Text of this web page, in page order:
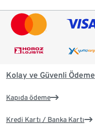
Kolay ve Güvenli Ödeme
Kapıda ödeme
Kredi Kartı / Banka Kartı